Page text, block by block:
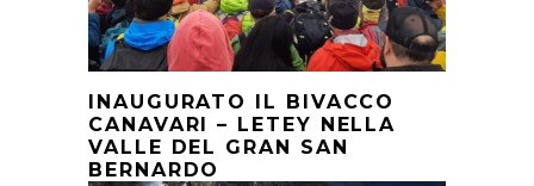
INAUGURATO IL BIVACCO
CANAVARI – LETEY NELLA
VALLE DEL GRAN SAN
BERNARDO